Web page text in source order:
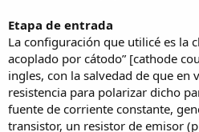
Etapa de entrada
La configuración que utilicé es la
acoplado por cátodo” [cathode
ingles, con la salvedad de que en
resistencia para polarizar dicho
fuente de corriente constante,
transistor, un resistor de emisor